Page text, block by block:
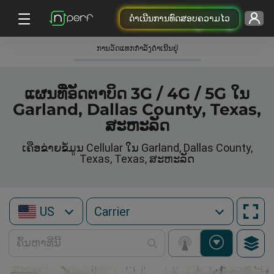
ດຳເນີນການທົດສອບຄວາມໄວ
ການວັດແທກກໍາລັງດໍາເນີນຢູ່
ແຜນທີ່ອັດຕາບິດ 3G / 4G / 5G ໃນ
Garland, Dallas County, Texas,
ສະຫະລັດ
ເຄືອຂ່າຍຂໍ້ມູນ Cellular ໃນ Garland, Dallas County,
Texas, Texas, ສະຫະລັດ
US